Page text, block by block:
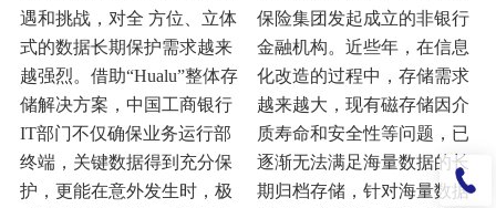
遇和挑战，对全 方位、立体
式的数据长期保护需求越来
越强烈。借助“Hualu”整体存
储解决方案，中国工商银行
IT部门不仅确保业务运行部
终端，关键数据得到充分保
护，更能在意外发生时，极
保险集团发起成立的非银行
金融机构。近些年，在信息
化改造的过程中，存储需求
越来越大，现有磁存储因介
质寿命和安全性等问题，已
逐渐无法满足海量数据的长
期归档存储，针对海量数据